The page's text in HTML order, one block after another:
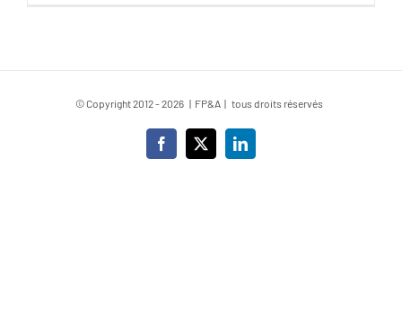
© Copyright 2012 -2026 | FP&A | tous droits réservés
Facebook
X LinkedIn